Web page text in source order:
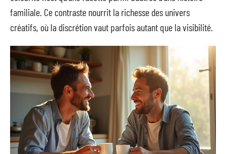
familiale. Ce contraste nourrit la richesse des univers
créatifs, où la discrétion vaut parfois autant que la visibilité.